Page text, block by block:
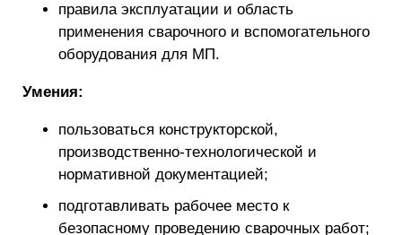
правила эксплуатации и область
применения сварочного и вспомогательного
оборудования для МП.
Умения:
пользоваться конструкторской,
производственно-технологической и
нормативной документацией;
подготавливать рабочее место к
безопасному проведению сварочных работ;